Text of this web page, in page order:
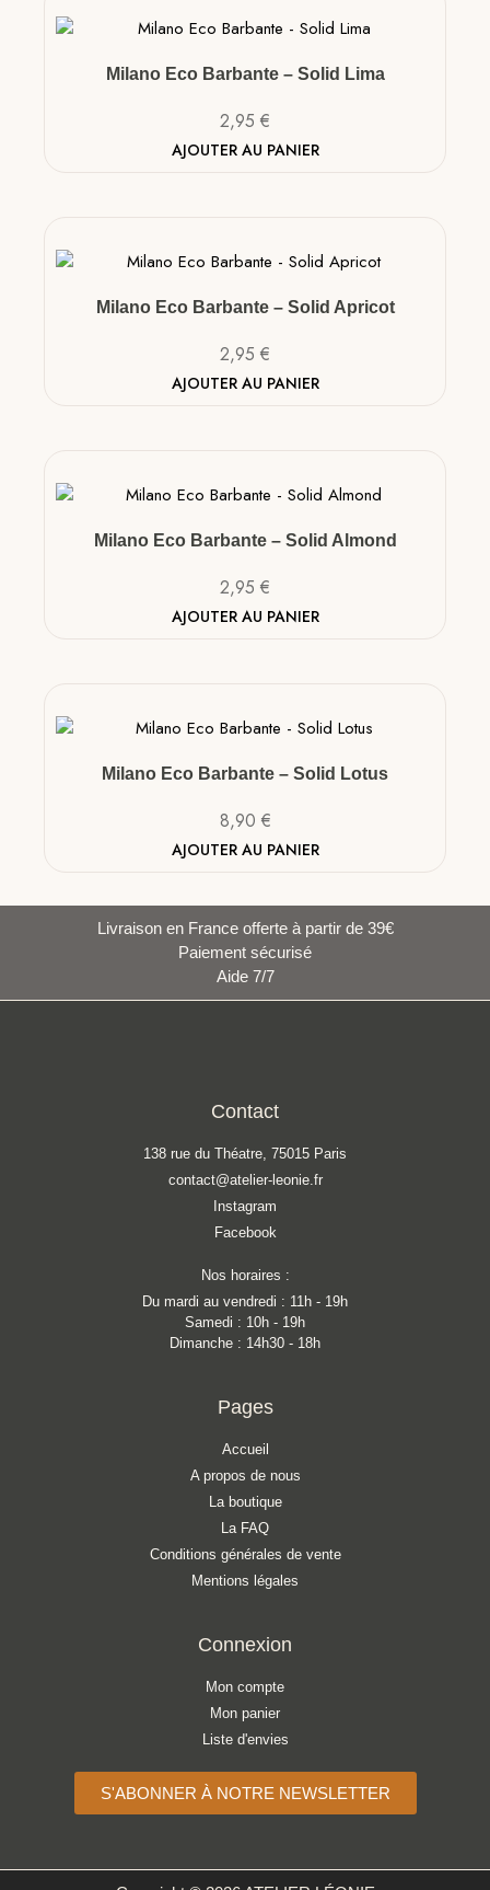
Milano Eco Barbante – Solid Lima
2,95 €
AJOUTER AU PANIER
Milano Eco Barbante – Solid Apricot
2,95 €
AJOUTER AU PANIER
Milano Eco Barbante – Solid Almond
2,95 €
AJOUTER AU PANIER
Milano Eco Barbante – Solid Lotus
8,90 €
AJOUTER AU PANIER
Livraison en France offerte à partir de 39€
Paiement sécurisé
Aide 7/7
Contact
138 rue du Théatre, 75015 Paris
contact@atelier-leonie.fr
Instagram
Facebook
Nos horaires :
Du mardi au vendredi : 11h - 19h
Samedi : 10h - 19h
Dimanche : 14h30 - 18h
Pages
Accueil
A propos de nous
La boutique
La FAQ
Conditions générales de vente
Mentions légales
Connexion
Mon compte
Mon panier
Liste d'envies
S'ABONNER À NOTRE NEWSLETTER